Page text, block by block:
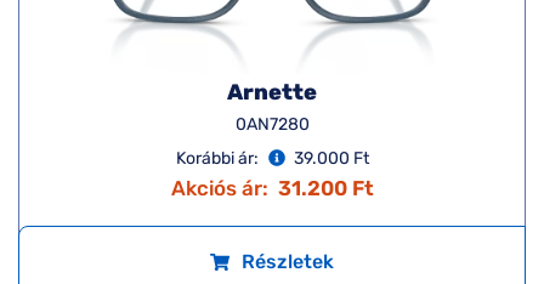
Arnette
0AN7280
Korábbi ár:
39.000 Ft
Akciós ár: 31.200 Ft
Részletek